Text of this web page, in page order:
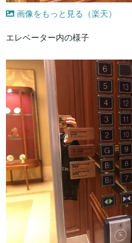
画像をもっと見る（楽天）
エレベーター内の様子